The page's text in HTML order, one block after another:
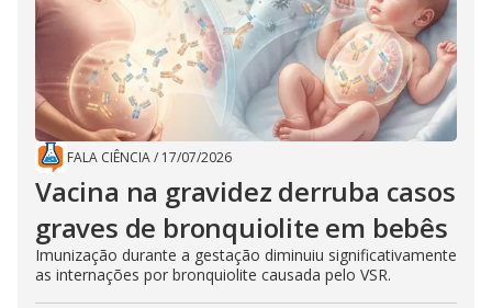
FALA CIÊNCIA/ 17/07/2026
Vacina na gravidez derruba casos
graves de bronquiolite em bebês
Imunização durante a gestação diminuiu significativamente
as internações por bronquiolite causada pelo VSR.